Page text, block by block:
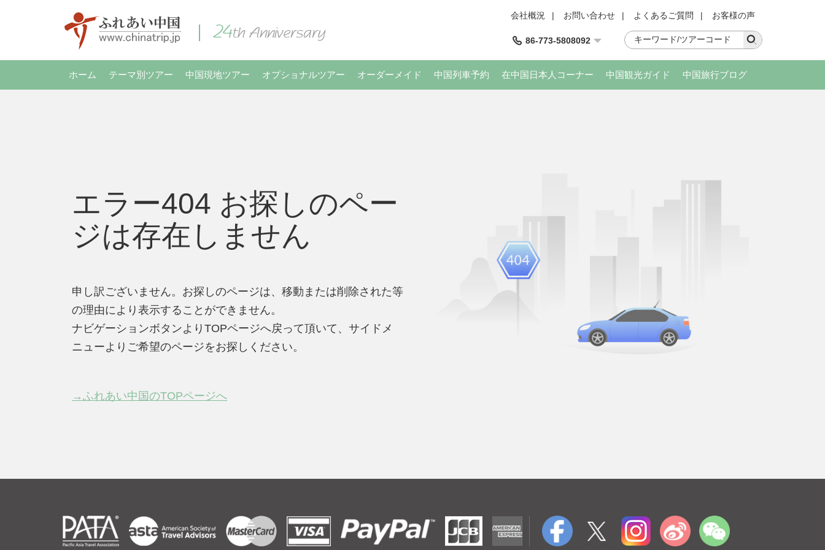
会社概況 | お問い合わせ | よくあるご質問 | お客様の声
86-773-5808092
ホーム テーマ別ツアー 中国現地ツアー オプショナルツアー オーダーメイド 中国列車予約 在中国日本人コーナー 中国観光ガイド 中国旅行ブログ
エラー404 お探しのペー
ジは存在しません
申し訳ございません。お探しのページは、移動または削除された等
の理由により表示することができません。
ナビゲーションボタンよりTOPページへ戻って頂いて、サイドメ
ニューよりご希望のページをお探しください。
→ふれあい中国のTOPページへ